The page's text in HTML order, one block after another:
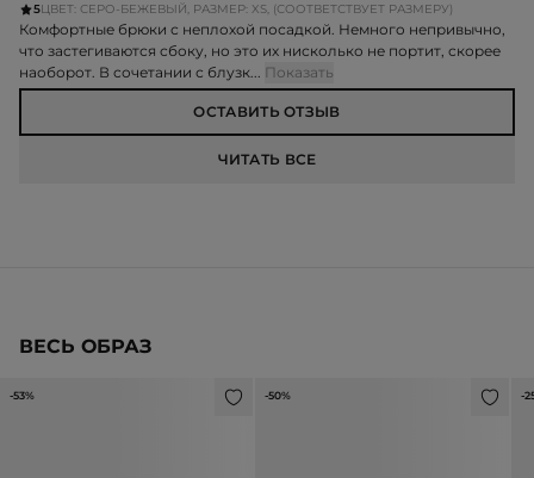
5ЦВЕТ: СЕРО-БЕЖЕВЫЙ, РАЗМЕР: XS, (СООТВЕТСТВУЕТ РАЗМЕРУ)
Комфортные брюки с неплохой посадкой. Немного непривычно,
что застегиваются сбоку, но это их нисколько не портит, скорее
наоборот. В сочетании с блузк... Показать
ОСТАВИТЬ ОТЗЫВ
ЧИТАТЬ ВСЕ
ВЕСЬ ОБРАЗ
-53% -50% -